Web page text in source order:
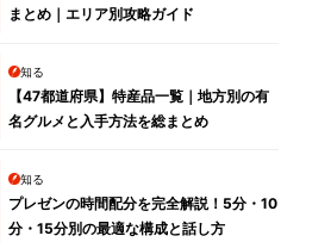
まとめ｜エリア別攻略ガイド
知る
【47都道府県】特産品一覧｜地方別の有
名グルメと入手方法を総まとめ
知る
プレゼンの時間配分を完全解説！5分・10
分・15分別の最適な構成と話し方